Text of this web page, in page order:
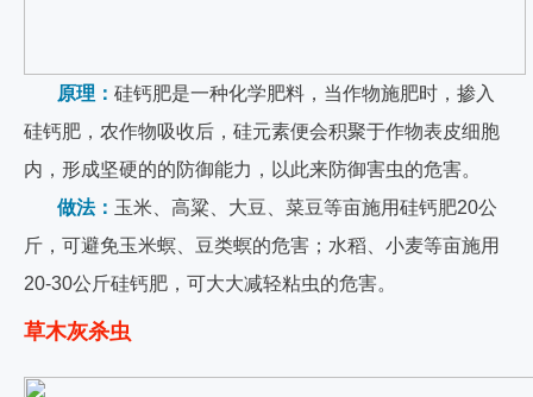
原理： 硅钙肥是一种化学肥料，当作物施肥时，掺入
硅钙肥，农作物吸收后，硅元素便会积聚于作物表皮细胞
内，形成坚硬的的防御能力，以此来防御害虫的危害。
做法： 玉米、高粱、大豆、菜豆等亩施用硅钙肥20公
斤，可避免玉米螟、豆类螟的危害；水稻、小麦等亩施用
20-30公斤硅钙肥，可大大减轻粘虫的危害。
草木灰杀虫